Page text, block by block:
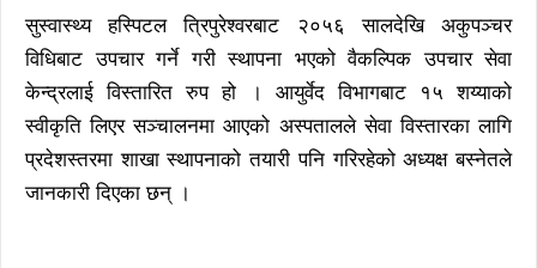
सुस्वास्थ्य हस्पिटल त्रिपुरेश्वरबाट २०५६ सालदेखि अकुपञ्चर
विधिबाट उपचार गर्ने गरी स्थापना भएको वैकल्पिक उपचार सेवा
केन्द्रलाई विस्तारित रुप हो । आयुर्वेद विभागबाट १५ शय्याको
स्वीकृति लिएर सञ्चालनमा आएको अस्पतालले सेवा विस्तारका लागि
प्रदेशस्तरमा शाखा स्थापनाको तयारी पनि गरिरहेको अध्यक्ष बस्नेतले
जानकारी दिएका छन् ।